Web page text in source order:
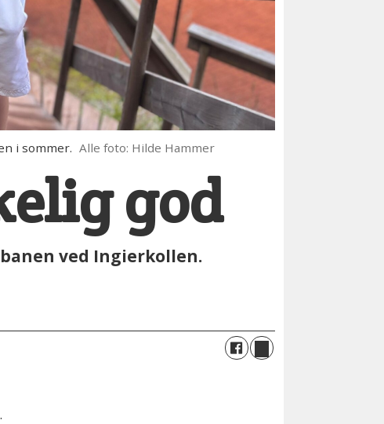
i sommer. Alle foto: Hilde Hammer
god
ved Ingierkollen.